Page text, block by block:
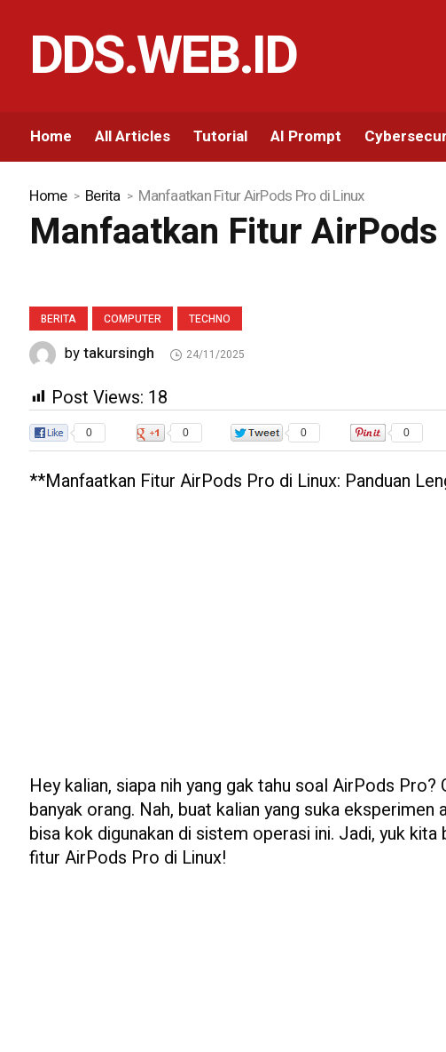
DDS.WEB.ID
Home All Articles Tutorial AI Prompt
Home Berita Manfaatkan Fitur AirPods Pro di Linux
Manfaatkan Fitur
BERITA COMPUTER TECHNO
bytakursingh 24/11/2025
Post Views: 18
0 0 0 0
**Manfaatkan Fitur AirPods Pro di Linux: Panduan
Hey kalian, siapa nih yang gak tahu soal AirPods
banyak orang. Nah, buat kalian yang suka
bisa kok digunakan di sistem operasi ini. Jadi, yuk
fitur AirPods Pro di Linux!